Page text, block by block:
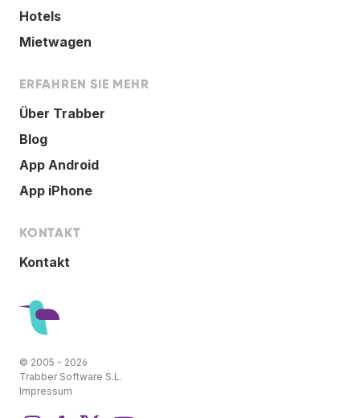
Hotels
Mietwagen
ERFAHREN SIE MEHR
Über Trabber
Blog
App Android
App iPhone
KONTAKT
Kontakt
© 2005 - 2026
Trabber Software S.L.
Impressum